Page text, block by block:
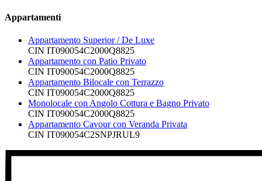
Appartamenti
Appartamento Superior / De Luxe
CIN IT090054C2000Q8825
Appartamento con Patio Privato
CIN IT090054C2000Q8825
Appartamento Bilocale con Terrazzo
CIN IT090054C2000Q8825
Monolocale con Angolo Cottura e Bagno Privato
CIN IT090054C2000Q8825
Appartamento Cavour con Veranda Privata
CIN IT090054C2SNPJRUL9